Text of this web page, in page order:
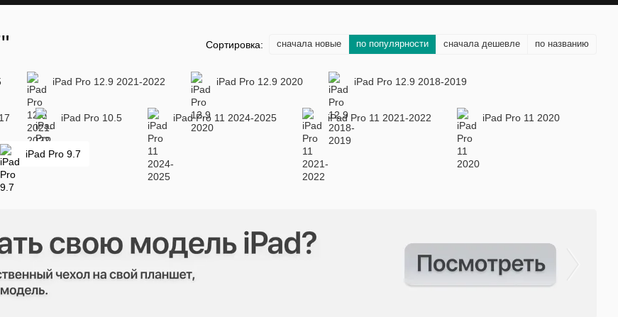
Сортировка: сначала новые по популярности сначала дешевле по названию
iPad Pro 12.9 2021-2022 iPad Pro 12.9 2020 iPad Pro 12.9 2018-2019
iPad Pro 10.5 iPad Pro 11 2024-2025 iPad Pro 11 2021-2022 iPad Pro 11 2020
iPad Pro 9.7